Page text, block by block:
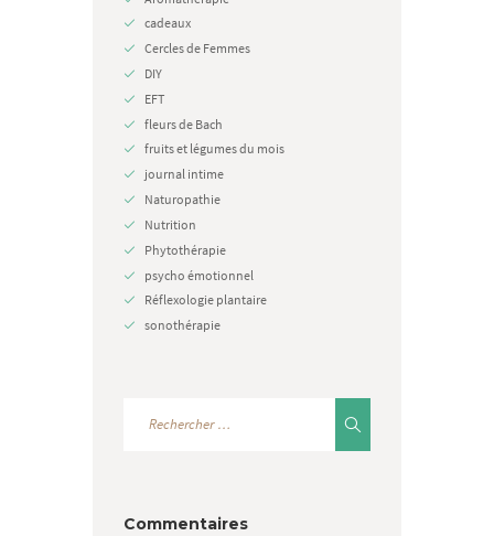
cadeaux
Cercles de Femmes
DIY
EFT
fleurs de Bach
fruits et légumes du mois
journal intime
Naturopathie
Nutrition
Phytothérapie
psycho émotionnel
Réflexologie plantaire
sonothérapie
Commentaires